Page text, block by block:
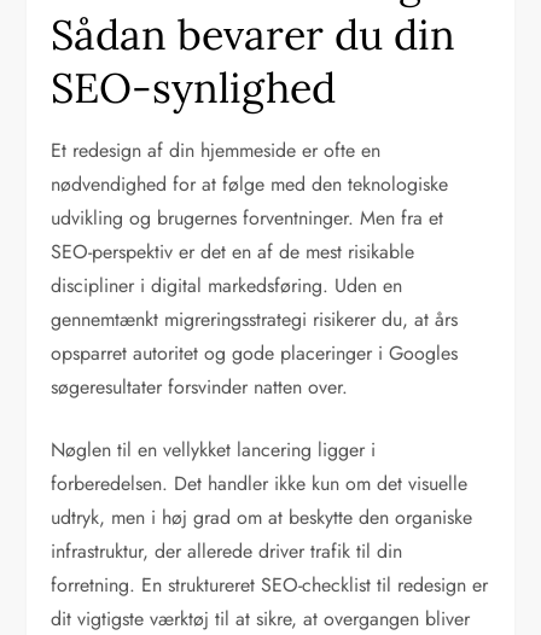
Sådan bevarer du din
SEO-synlighed
Et redesign af din hjemmeside er ofte en
nødvendighed for at følge med den teknologiske
udvikling og brugernes forventninger. Men fra et
SEO-perspektiv er det en af de mest risikable
discipliner i digital markedsføring. Uden en
gennemtænkt migreringsstrategi risikerer du, at års
opsparret autoritet og gode placeringer i Googles
søgeresultater forsvinder natten over.
Nøglen til en vellykket lancering ligger i
forberedelsen. Det handler ikke kun om det visuelle
udtryk, men i høj grad om at beskytte den organiske
infrastruktur, der allerede driver trafik til din
forretning. En struktureret SEO-checklist til redesign er
dit vigtigste værktøj til at sikre, at overgangen bliver